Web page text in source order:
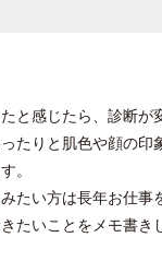
と感じたら、診断
たりと肌色や顔の
。
たい方は長年お仕
いことをメモ書き